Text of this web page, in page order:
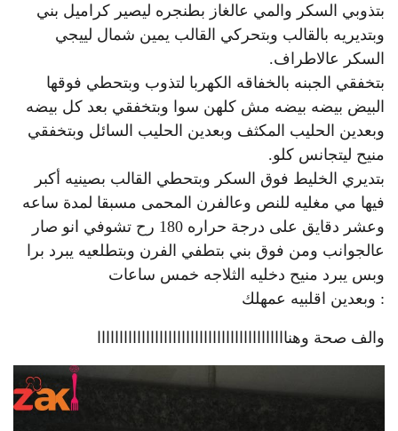
بتذوبي السكر والمي عالغاز بطنجره ليصير كراميل بني
وبتديريه بالقالب وبتحركي القالب يمين شمال لييجي
السكر عالاطراف.
بتخفقي الجبنه بالخفاقه الكهربا لتذوب وبتحطي فوقها
البيض بيضه بيضه مش كلهن سوا وبتخفقي بعد كل بيضه
وبعدين الحليب المكثف وبعدين الحليب السائل وبتخفقي
منيح ليتجانس كلو.
بتديري الخليط فوق السكر وبتحطي القالب بصينيه أكبر
فيها مي مغليه للنص وعالفرن المحمى مسبقا لمدة ساعه
وعشر دقايق على درجة حراره 180 رح تشوفي انو صار
عالجوانب ومن فوق بني بتطفي الفرن وبتطلعيه يبرد برا
وبس يبرد منيح دخليه الثلاجه خمس ساعات
: وبعدين اقلبيه عمهلك
والف صحة وهنااااااااااااااااااااااااااااااااااااااااااا